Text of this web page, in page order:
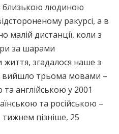
близькою людиною
ракурсі, а в
малій дистанції, коли з
за шарами
життя, згадалося наше з
вийшло трьома мовами –
англійською у 2001
та російською –
тижнем пізніше, 25